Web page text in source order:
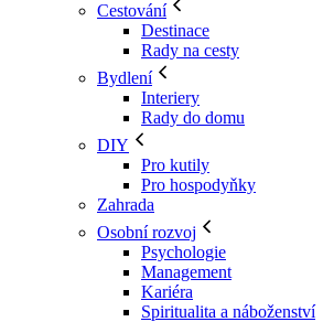
Cestování
Destinace
Rady na cesty
Bydlení
Interiery
Rady do domu
DIY
Pro kutily
Pro hospodyňky
Zahrada
Osobní rozvoj
Psychologie
Management
Kariéra
Spiritualita a náboženství